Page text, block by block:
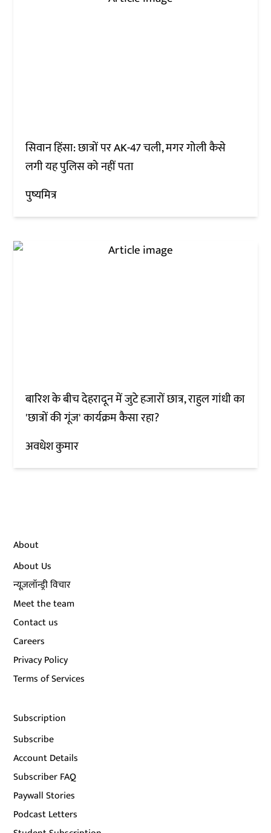
सिवान हिंसा: छात्रों पर AK-47 चली, मगर गोली कैसे
लगी यह पुलिस को नहीं पता
पुष्यमित्र
बारिश के बीच देहरादून में जुटे हजारों छात्र, राहुल गांधी का
'छात्रों की गूंज' कार्यक्रम कैसा रहा?
अवधेश कुमार
About
About Us
न्यूज़लॉन्ड्री विचार
Meet the team
Contact us
Careers
Privacy Policy
Terms of Services
Subscription
Subscribe
Account Details
Subscriber FAQ
Paywall Stories
Podcast Letters